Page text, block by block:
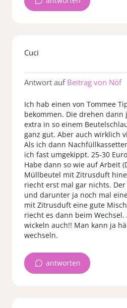
Cuci
Antwort auf Beitrag von Nöf
Ich hab einen von Tommee
bekommen. Die drehen dann
extra in so einem
ganz gut. Aber auch wirklich
Als ich dann
ich fast umgekippt. 25-30
Habe dann so wie auf Arbeit
Müllbeutel mit Zitrusduft
riecht erst mal gar nichts.
und darunter ja noch mal
mit Zitrusduft eine gute
riecht es dann beim
wickeln auch!! Man kann ja
wechseln.
antworten